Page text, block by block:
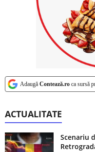
Adaugă Contează.ro ca sursă
ACTUALITATE
Scenariu